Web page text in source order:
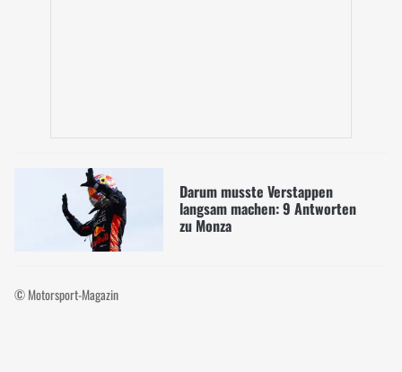
Darum musste Verstappen
langsam machen: 9 Antworten
zu Monza
© Motorsport-Magazin